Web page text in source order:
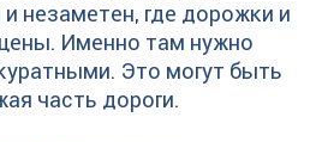
незаметен, где дорожки и
Именно там нужно
Это могут быть
часть дороги.